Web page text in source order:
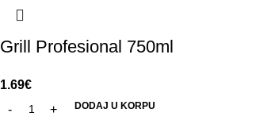
Grill Profesional 750ml
1.69€
DODAJ U KORPU